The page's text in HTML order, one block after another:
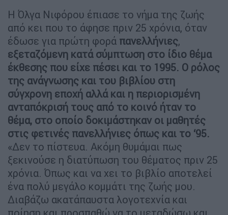
Η Όλγα Νιφόρου έπιασε το νήμα της ζωής
από κει που το άφησε πριν 25 χρόνια, όταν
έδωσε για πρώτη φορά πανελλήνιες,
εξεταζόμενη κατά σύμπτωση στο ίδιο θέμα
έκθεσης που είχε πέσει και το 1995. Ο ρόλος
της ανάγνωσης και του βιβλίου στη
σύγχρονη εποχή αλλά και η περιορισμένη
ανταπόκρισή τους από το κοινό ήταν το
θέμα, στο οποίο δοκιμάστηκαν οι μαθητές
στις φετινές πανελλήνιες όπως και το ‘95.
«Δεν το πίστευα. Ακόμη θυμάμαι πως
ξεκινούσε η διατύπωση του θέματος πριν 25
χρόνια. Όπως και να χει το βιβλίο αποτελεί
ένα πολύ μεγάλο κομμάτι της ζωής μου.
Διαβάζω ακατάπαυστα λογοτεχνία και